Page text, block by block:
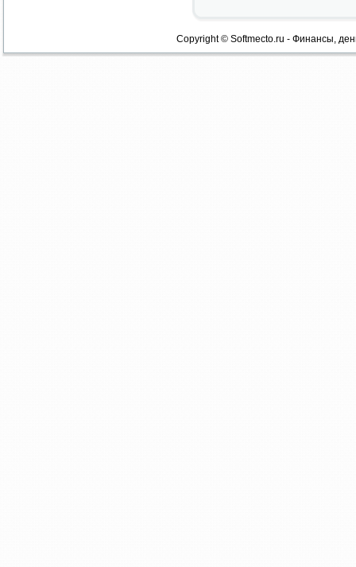
Copyright © Softmecto.ru - Финансы,